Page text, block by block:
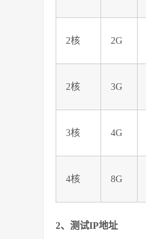
2核 2G
2核 3G
3核 4G
4核 8G
2、测试IP地址